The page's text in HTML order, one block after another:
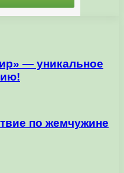
— уникальное
по жемчужине